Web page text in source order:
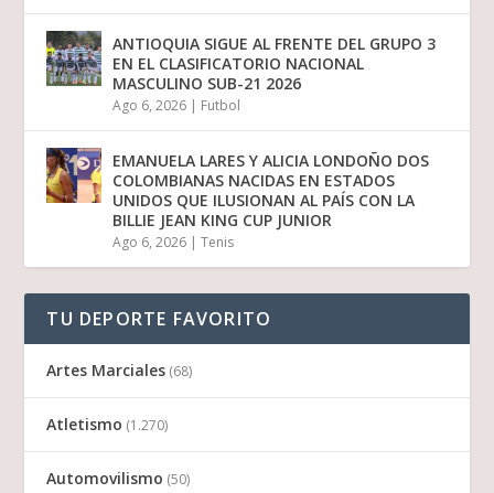
ANTIOQUIA SIGUE AL FRENTE DEL GRUPO 3
EN EL CLASIFICATORIO NACIONAL
MASCULINO SUB-21 2026
Ago 6, 2026 | Futbol
EMANUELA LARES Y ALICIA LONDOÑO DOS
COLOMBIANAS NACIDAS EN ESTADOS
UNIDOS QUE ILUSIONAN AL PAÍS CON LA
BILLIE JEAN KING CUP JUNIOR
Ago 6, 2026 |Tenis
TU DEPORTE FAVORITO
Artes Marciales (68)
Atletismo (1.270)
Automovilismo (50)